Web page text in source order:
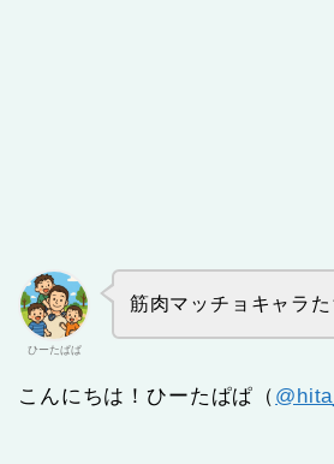
ひーたぱぱ
筋肉マッチョキャラ
こんにちは！ひーたぱぱ（